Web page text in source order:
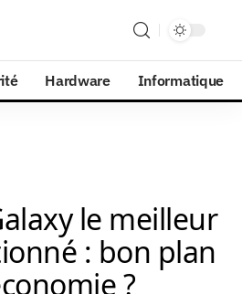
Hardware Informatique
le meilleur
: bon plan
?